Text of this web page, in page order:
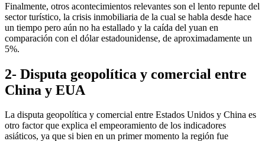
Finalmente, otros acontecimientos relevantes son el lento repunte del
sector turístico, la crisis inmobiliaria de la cual se habla desde hace
un tiempo pero aún no ha estallado y la caída del yuan en
comparación con el dólar estadounidense, de aproximadamente un
5%.
2- Disputa geopolítica y comercial entre
China y EUA
La disputa geopolítica y comercial entre Estados Unidos y China es
otro factor que explica el empeoramiento de los indicadores
asiáticos, ya que si bien en un primer momento la región fue